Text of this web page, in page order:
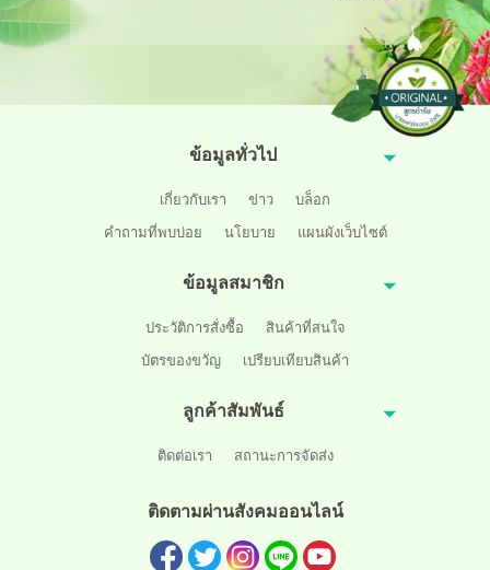
ข้อมูลทั่วไป
เกี่ยวกับเรา ข่าว
บล็อก
คำถามที่พบบ่อย
นโยบาย แผนผังเว็บไซต์
ข้อมูลสมาชิก
ประวัติการสั่งซื้อ
สินค้าที่สนใจ
บัตรของขวัญ
เปรียบเทียบสินค้า
ลูกค้าสัมพันธ์
ติดต่อเรา สถานะการจัดส่ง
ติดตามผ่านสังคมออนไลน์